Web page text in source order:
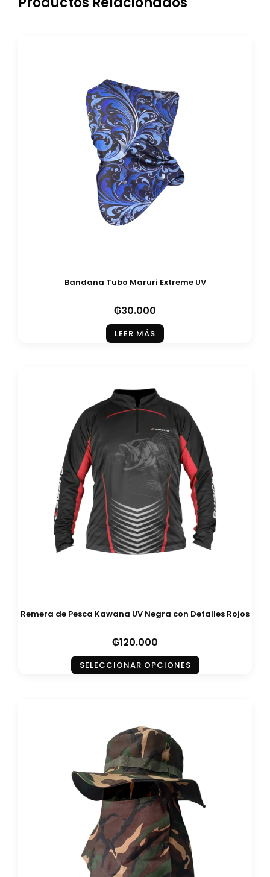
Bandana Tubo Maruri Extreme UV
₲30.000
LEER MÁS
Remera de Pesca Kawana UV Negra con Detalles Rojos
₲120.000
SELECCIONAR OPCIONES